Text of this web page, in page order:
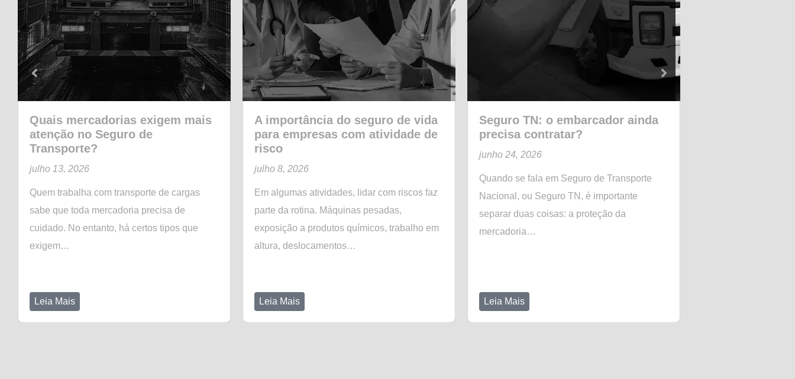
Quais mercadorias exigem mais
atenção no Seguro de
Transporte?
julho 13, 2026
Quem trabalha com transporte de cargas
sabe que toda mercadoria precisa de
cuidado. No entanto, há certos tipos que
exigem…
Leia Mais
A importância do seguro de vida
para empresas com atividade de
risco
julho 8, 2026
Em algumas atividades, lidar com riscos faz
parte da rotina. Máquinas pesadas,
exposição a produtos químicos, trabalho em
altura, deslocamentos…
Leia Mais
Seguro TN: o embarcador ainda
precisa contratar?
junho 24, 2026
Quando se fala em Seguro de Transporte
Nacional, ou Seguro TN, é importante
separar duas coisas: a proteção da
mercadoria…
Leia Mais